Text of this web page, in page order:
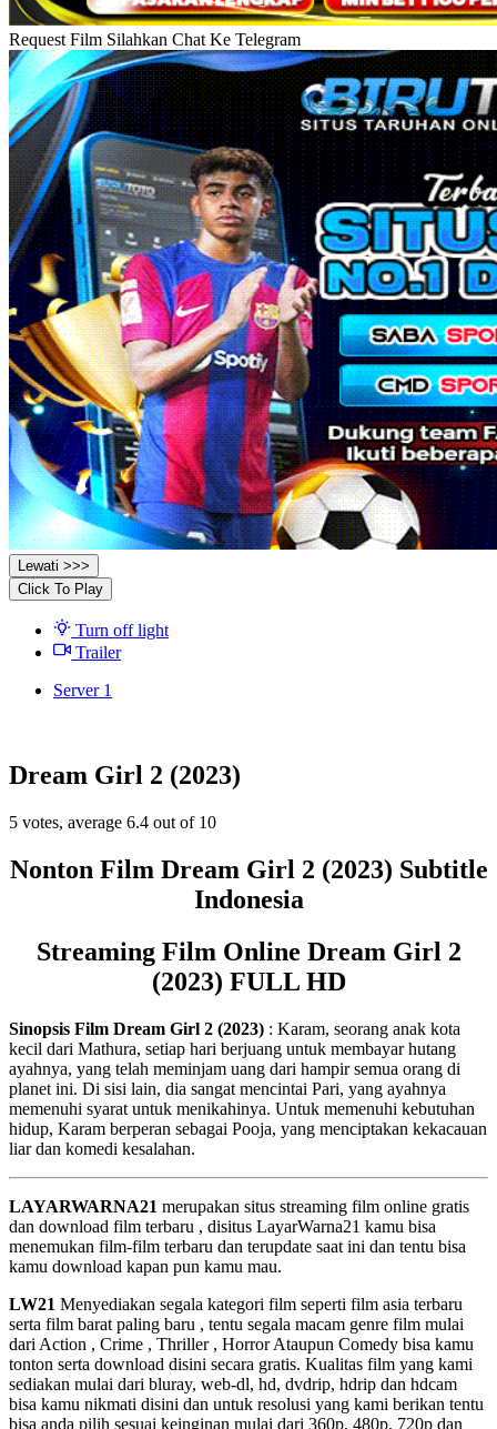
Request Film Silahkan Chat Ke Telegram
Lewati >>>
Click To Play
Turn off light
Trailer
Server 1
Dream Girl 2 (2023)
5 votes, average 6.4 out of 10
Nonton Film Dream Girl 2 (2023) Subtitle
Indonesia
Streaming Film Online Dream Girl 2
(2023) FULL HD
Sinopsis Film Dream Girl 2 (2023) : Karam, seorang anak kota
kecil dari Mathura, setiap hari berjuang untuk membayar hutang
ayahnya, yang telah meminjam uang dari hampir semua orang di
planet ini. Di sisi lain, dia sangat mencintai Pari, yang ayahnya
memenuhi syarat untuk menikahinya. Untuk memenuhi kebutuhan
hidup, Karam berperan sebagai Pooja, yang menciptakan kekacauan
liar dan komedi kesalahan.
LAYARWARNA21 merupakan situs streaming film online gratis
dan download film terbaru , disitus LayarWarna21 kamu bisa
menemukan film-film terbaru dan terupdate saat ini dan tentu bisa
kamu download kapan pun kamu mau.
LW21 Menyediakan segala kategori film seperti film asia terbaru
serta film barat paling baru , tentu segala macam genre film mulai
dari Action , Crime , Thriller , Horror Ataupun Comedy bisa kamu
tonton serta download disini secara gratis. Kualitas film yang kami
sediakan mulai dari bluray, web-dl, hd, dvdrip, hdrip dan hdcam
bisa kamu nikmati disini dan untuk resolusi yang kami berikan tentu
bisa anda pilih sesuai keinginan mulai dari 360p, 480p, 720p dan